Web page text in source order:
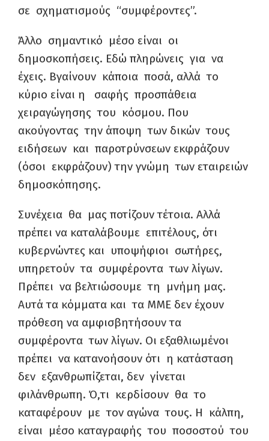
σε σχηματισμούς “συμφέροντες”.
Άλλο σημαντικό μέσο είναι οι
δημοσκοπήσεις. Εδώ πληρώνεις για να
έχεις. Βγαίνουν κάποια ποσά, αλλά το
κύριο είναι η σαφής προσπάθεια
χειραγώγησης του κόσμου. Που
ακούγοντας την άποψη των δικών τους
ειδήσεων και παροτρύνσεων εκφράζουν
(όσοι εκφράζουν) την γνώμη των εταιρειών
δημοσκόπησης.
Συνέχεια θα μας ποτίζουν τέτοια. Αλλά
πρέπει να καταλάβουμε επιτέλους, ότι
κυβερνώντες και υποψήφιοι σωτήρες,
υπηρετούν τα συμφέροντα των λίγων.
Πρέπει να βελτιώσουμε τη μνήμη μας.
Αυτά τα κόμματα και τα ΜΜΕ δεν έχουν
πρόθεση να αμφισβητήσουν τα
συμφέροντα των λίγων. Οι εξαθλιωμένοι
πρέπει να κατανοήσουν ότι η κατάσταση
δεν εξανθρωπίζεται, δεν γίνεται
φιλάνθρωπη. Ό,τι κερδίσουν θα το
καταφέρουν με τον αγώνα τους. Η κάλπη,
είναι μέσο καταγραφής του ποσοστού του